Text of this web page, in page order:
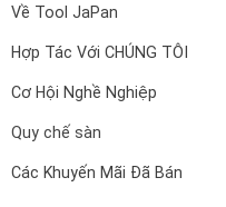
Về Tool JaPan
Hợp Tác Với CHÚNG TÔI
Cơ Hội Nghề Nghiệp
Quy chế sàn
Các Khuyến Mãi Đã Bán